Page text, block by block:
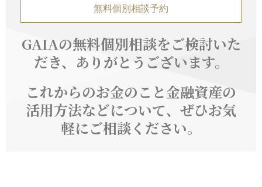
無料個別相談予約
GAIAの無料個別相談をご検討いた
だき、ありがとうございます。
これからのお金のこと金融資産の
活用方法などについて、ぜひお気
軽にご相談ください。